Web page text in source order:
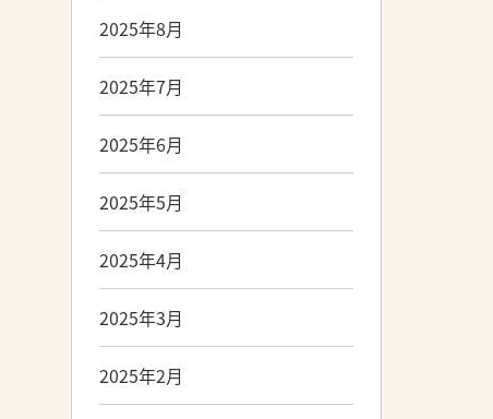
2025年8月
2025年7月
2025年6月
2025年5月
2025年4月
2025年3月
2025年2月